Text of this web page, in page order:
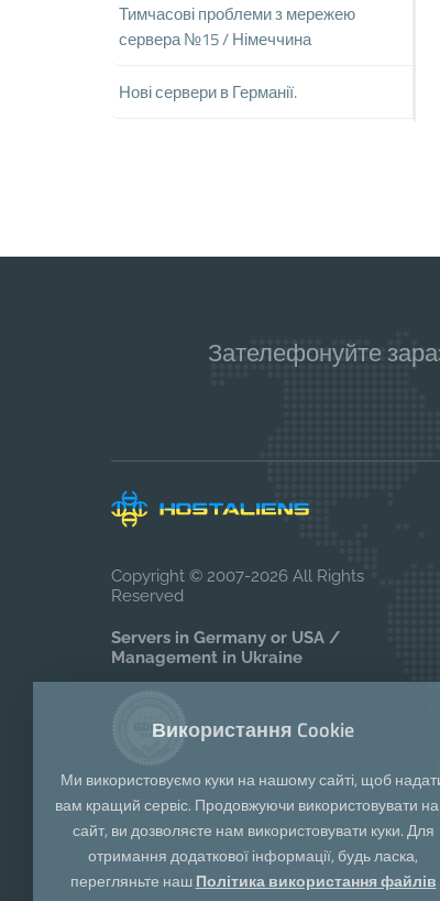
Тимчасові проблеми з мережею
сервера №15 / Німеччина
Нові сервери в Германії.
Зателефонуйте
Copyright © 2007-2026 All Rights
Reserved
Servers in Germany or USA /
Management in Ukraine
Використання Cookie
Ми використовуємо куки на нашому сайті, щоб
вам кращий сервіс. Продовжуючи використовувати
сайт, ви дозволяєте нам використовувати куки. Для
отримання додаткової інформації, будь ласка,
перегляньте нашПолітика використання файлів